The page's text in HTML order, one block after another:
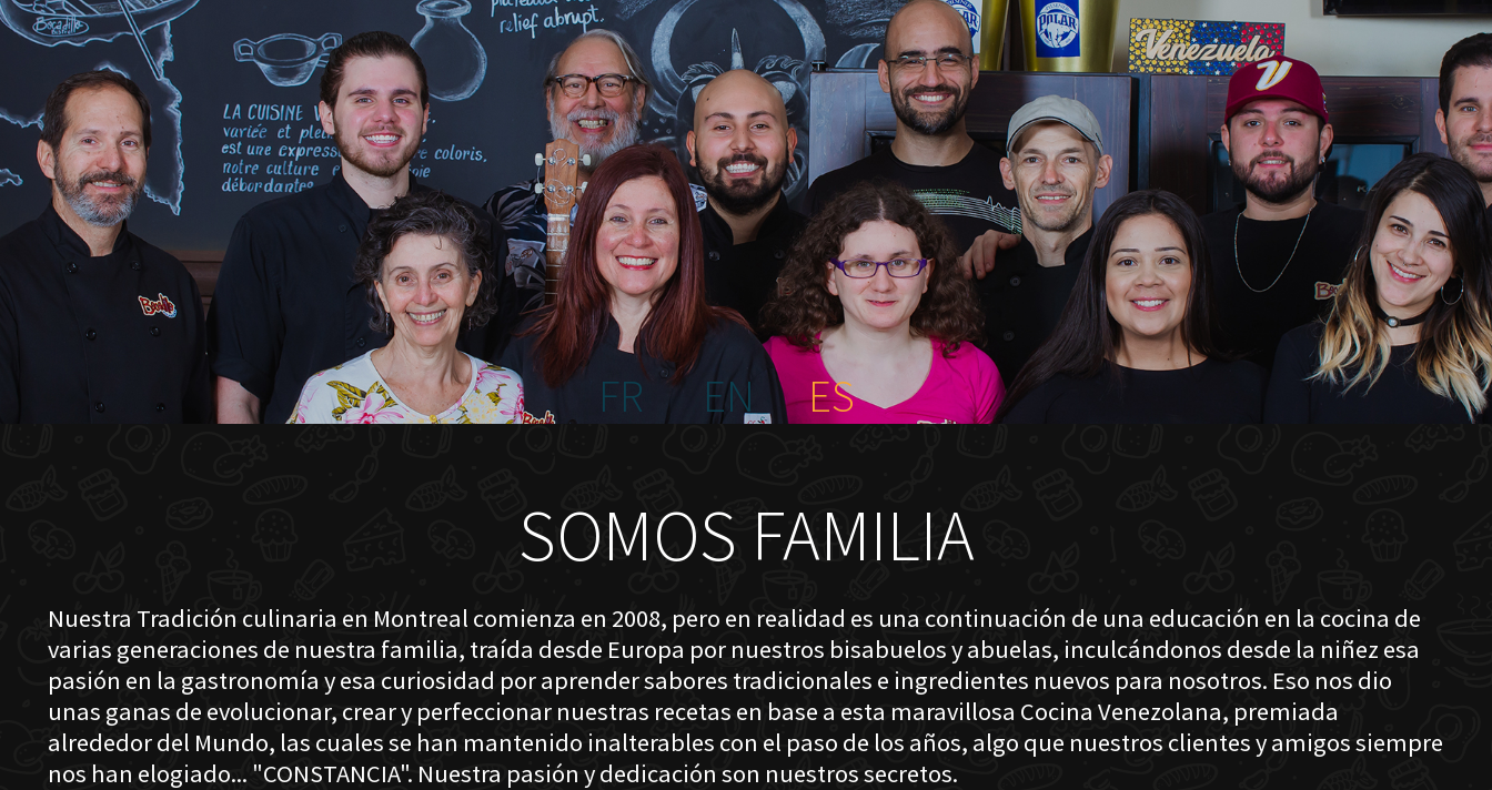
INICIO
NOSOTROS
MENÚ PLATEAU
EVENTOS
RESERVACIONES
COMENTARIOS
CONTACTO
FR EN ES
SOMOS FAMILIA
Nuestra Tradición culinaria en Montreal comienza en 2008, pero en realidad es una continuación de una educación en la cocina de
varias generaciones de nuestra familia, traída desde Europa por nuestros bisabuelos y abuelas, inculcándonos desde la niñez esa
pasión en la gastronomía y esa curiosidad por aprender sabores tradicionales e ingredientes nuevos para nosotros. Eso nos dio
unas ganas de evolucionar, crear y perfeccionar nuestras recetas en base a esta maravillosa Cocina Venezolana, premiada
alrededor del Mundo, las cuales se han mantenido inalterables con el paso de los años, algo que nuestros clientes y amigos siempre
nos han elogiado... "CONSTANCIA". Nuestra pasión y dedicación son nuestros secretos.